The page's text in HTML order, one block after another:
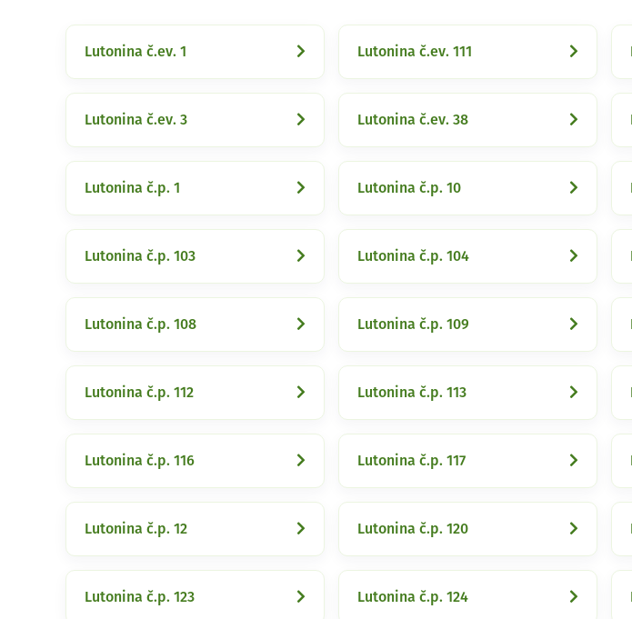
Lutonina č.ev. 1 Lutonina č.ev. 111
Lutonina č.ev. 3 Lutonina č.ev. 38
Lutonina č.p. 1 Lutonina č.p. 10
Lutonina č.p. 103 Lutonina č.p. 104
Lutonina č.p. 108 Lutonina č.p. 109
Lutonina č.p. 112 Lutonina č.p. 113
Lutonina č.p. 116 Lutonina č.p. 117
Lutonina č.p. 12 Lutonina č.p. 120
Lutonina č.p. 123 Lutonina č.p. 124